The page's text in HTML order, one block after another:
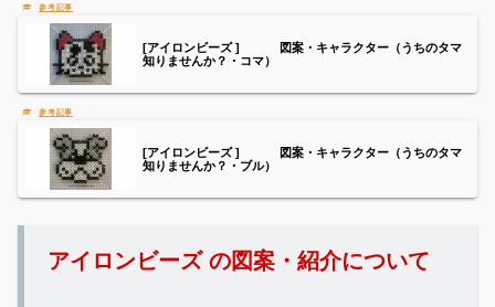
[アイロンビーズ ] 図案・キャラクター（うちのタマ
知りませんか？・コマ）
[アイロンビーズ ] 図案・キャラクター（うちのタマ
知りませんか？・ブル）
アイロンビーズ の図案・紹介について